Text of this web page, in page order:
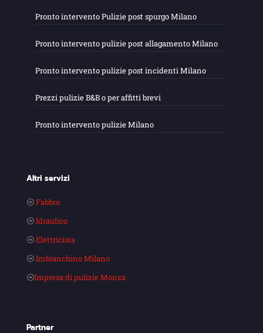
Pronto intervento Pulizie post spurgo Milano
Pronto intervento pulizie post allagamento Milano
Pronto intervento pulizie post incidenti Milano
Prezzi pulizie B&B o per affitti brevi
Pronto intervento pulizie Milano
Altri servizi
Fabbro
Idraulico
Elettricista
Imbianchino Milano
Impresa di pulizie Monza
Partner